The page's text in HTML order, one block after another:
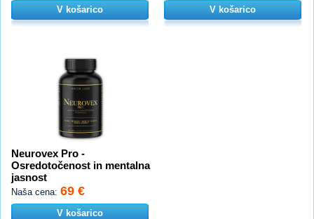
V košarico V košarico
Neurovex Pro -
Osredotočenost in mentalna
jasnost
Naša cena: 69 €
V košarico